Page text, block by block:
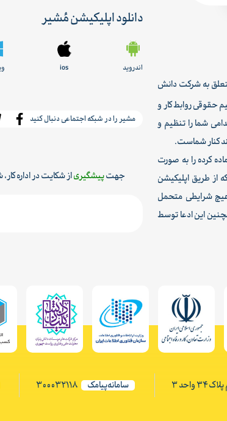
دانلود اپلیکیشن مُشیر
اندروید ios
به شرکت دانش
حقوقی روابط کار و
و استخدامی شما را تنظیم و
کنار شماست.
کرده را به صورت
از طریق اپلیکیشن
شرایطی متحمل
این ادعا توسط
مشیر را در شبکه اجتماعی دنبال کنید
جهتپیشگیریاز شکایت در اداره
۳ سامانه‌پیامک 300032118